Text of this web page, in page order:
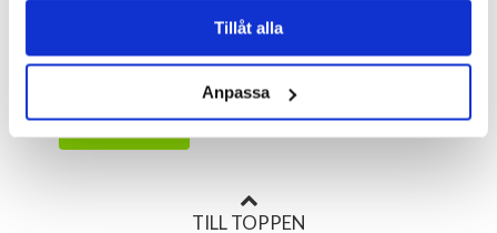
Tillåt alla
Anpassa
TILL TOPPEN